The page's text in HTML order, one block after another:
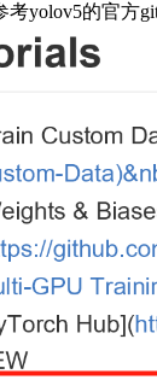
考yolov5的官方